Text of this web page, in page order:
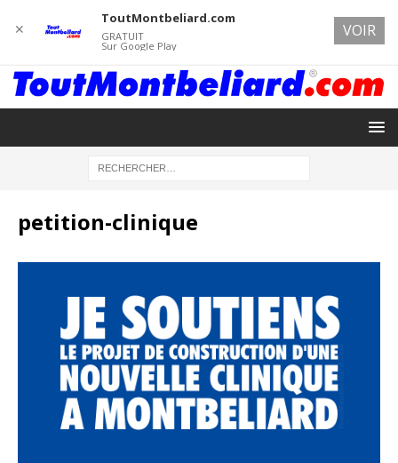
petition-clinique
✕
ToutMontbeliard.com
GRATUIT
Sur Google Play
VOIR